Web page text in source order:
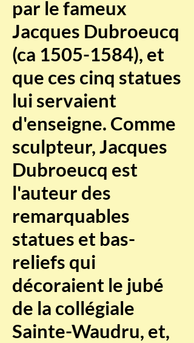
par le fameux
Jacques Dubroeucq
(ca 1505-1584), et
que ces cinq statues
lui servaient
d'enseigne. Comme
sculpteur, Jacques
Dubroeucq est
l'auteur des
remarquables
statues et bas-
reliefs qui
décoraient le jubé
de la collégiale
Sainte-Waudru, et,